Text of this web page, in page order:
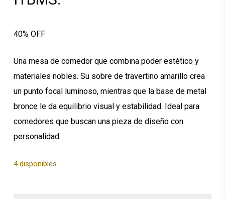
40% OFF
Una mesa de comedor que combina poder estético y
materiales nobles. Su sobre de travertino amarillo crea
un punto focal luminoso, mientras que la base de metal
bronce le da equilibrio visual y estabilidad. Ideal para
comedores que buscan una pieza de diseño con
personalidad.
4 disponibles